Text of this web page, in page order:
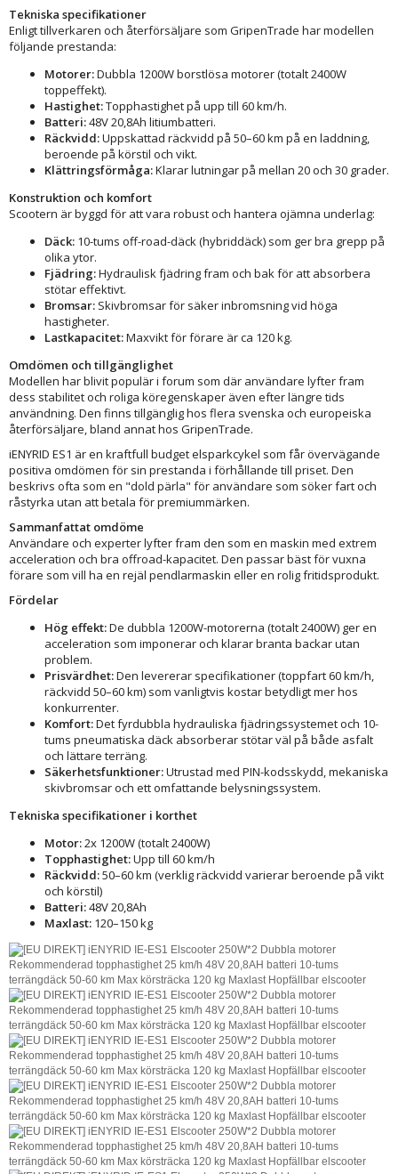
Tekniska specifikationer
Enligt tillverkaren och återförsäljare som GripenTrade har modellen
följande prestanda:
Motorer:Dubbla 1200W borstlösa motorer (totalt 2400W
toppeffekt).
Hastighet:Topphastighet på upp till 60 km/h.
Batteri:48V 20,8Ah litiumbatteri.
Räckvidd:Uppskattad räckvidd på 50–60 km på en laddning,
beroende på körstil och vikt.
Klättringsförmåga:Klarar lutningar på mellan 20 och 30 grader.
Konstruktion och komfort
Scootern är byggd för att vara robust och hantera ojämna underlag:
Däck: 10-tums off-road-däck (hybriddäck) som ger bra grepp på
olika ytor.
Fjädring:Hydraulisk fjädring fram och bak för att absorbera
stötar effektivt.
Bromsar: Skivbromsar för säker inbromsning vid höga
hastigheter.
Lastkapacitet:Maxvikt för förare är ca 120 kg.
Omdömen och tillgänglighet
Modellen har blivit populär i forum som där användare lyfter fram
dess stabilitet och roliga köregenskaper även efter längre tids
användning. Den finns tillgänglig hos flera svenska och europeiska
återförsäljare, bland annat hos GripenTrade.
iENYRID ES1 är en kraftfull budget elsparkcykel som får övervägande
positiva omdömen för sin prestanda i förhållande till priset. Den
beskrivs ofta som en "dold pärla" för användare som söker fart och
råstyrka utan att betala för premiummärken.
Sammanfattat omdöme
Användare och experter lyfter fram den som en maskin med extrem
acceleration och bra offroad-kapacitet. Den passar bäst för vuxna
förare som vill ha en rejäl pendlarmaskin eller en rolig fritidsprodukt.
Fördelar
Hög effekt:De dubbla 1200W-motorerna (totalt 2400W) ger en
acceleration som imponerar och klarar branta backar utan
problem.
Prisvärdhet:Den levererar specifikationer (toppfart 60 km/h,
räckvidd 50–60 km) som vanligtvis kostar betydligt mer hos
konkurrenter.
Komfort:Det fyrdubbla hydrauliska fjädringssystemet och 10-
tums pneumatiska däck absorberar stötar väl på både asfalt
och lättare terräng.
Säkerhetsfunktioner:Utrustad med PIN-kodsskydd, mekaniska
skivbromsar och ett omfattande belysningssystem.
Tekniska specifikationer i korthet
Motor:2x 1200W (totalt 2400W)
Topphastighet:Upp till 60 km/h
Räckvidd:50–60 km (verklig räckvidd varierar beroende på vikt
och körstil)
Batteri:48V 20,8Ah
Maxlast: 120–150 kg